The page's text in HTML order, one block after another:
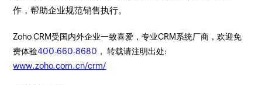
作，帮助企业规范销售执行。
Zoho CRM受国内外企业一致喜爱，专业CRM系统厂商，欢迎免
费体验400-660-8680 ， 转载请注明出处:
www.zoho.com.cn/crm/